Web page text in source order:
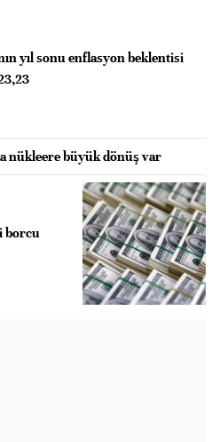
yıl sonu enflasyon beklentisi
nükleere büyük dönüş var
borcu